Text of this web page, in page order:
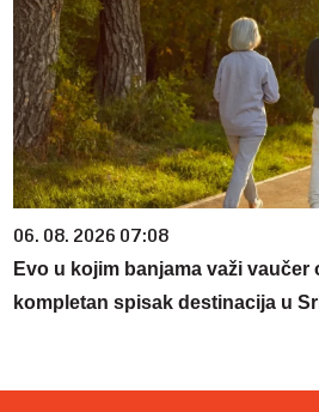
06. 08. 2026 07:08
Evo u kojim banjama važi vaučer
kompletan spisak destinacija u